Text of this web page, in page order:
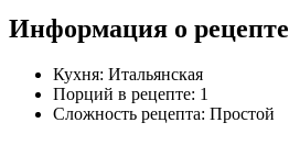
Информация о рецепте
Кухня: Итальянская
Порций в рецепте: 1
Сложность рецепта: Простой